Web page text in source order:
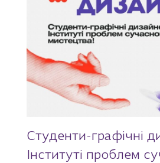
Студенти-графічні
Інституті проблем